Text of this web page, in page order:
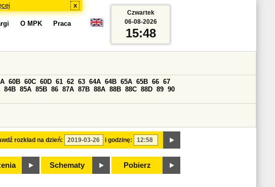
x
O MPK Praca
rozkład na dzień: i godzinę:
60B 60C 60D 61 62 63 64A 64B 65A 65B 66 67
84B 85A 85B 86 87A 87B 88A 88B 88C 88D 89 90
Schematy Pobierz
Czwartek
06-08-2026
15:48